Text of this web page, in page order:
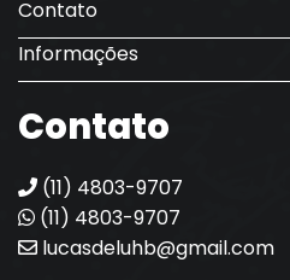
Contato
Informações
Contato
(11) 4803-9707
(11) 4803-9707
lucasdeluhb@gmail.com